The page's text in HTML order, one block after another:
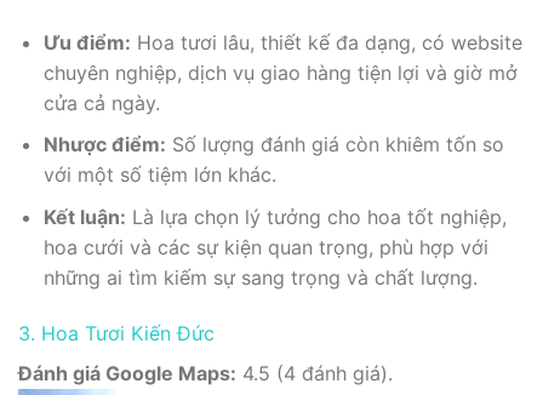
Ưu điểm: Hoa tươi lâu, thiết kế đa dạng, có website
chuyên nghiệp, dịch vụ giao hàng tiện lợi và giờ mở
cửa cả ngày.
Nhược điểm: Số lượng đánh giá còn khiêm tốn so
với một số tiệm lớn khác.
Kết luận: Là lựa chọn lý tưởng cho hoa tốt nghiệp,
hoa cưới và các sự kiện quan trọng, phù hợp với
những ai tìm kiếm sự sang trọng và chất lượng.
3. Hoa Tươi Kiến Đức
Đánh giá Google Maps: 4.5 (4 đánh giá).